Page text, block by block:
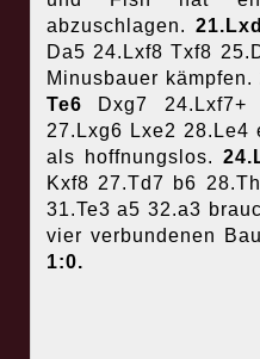
abzuschlagen.
Da5 24.Lxf8 Txf8
Minusbauer kämpfen.
Te6
Dxg7
27.Lxg6 Lxe2 28.Le4
als hoffnungslos.
Kxf8 27.Td7 b6
31.Te3 a5 32.a3
vier verbundenen
1:0.